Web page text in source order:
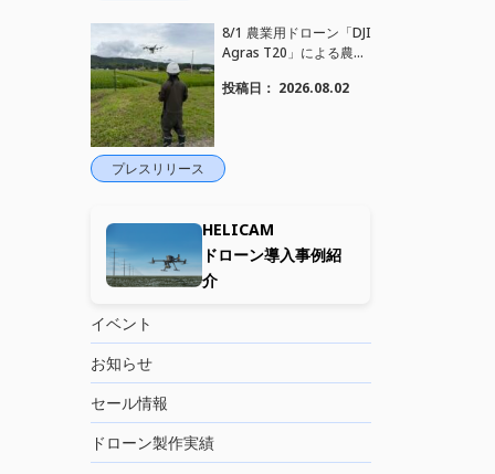
プレスリリース
8/1 農業用ドローン「DJI
Agras T20」による農薬
実施しました
投稿日： 2026.08.02
HELICAM
ドローン導入事例紹
介
イベント
お知らせ
セール情報
ドローン製作実績